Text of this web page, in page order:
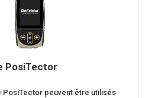
PosiTector
PosiTector peuvent être utilisés